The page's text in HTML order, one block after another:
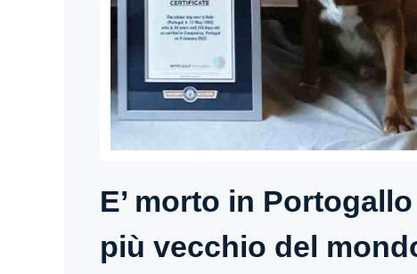
E’ morto in
più vecchio del